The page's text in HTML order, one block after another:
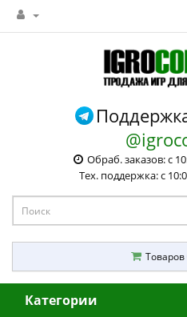
Обраб. заказов: с
Тех. поддержка: с
Товаров
Категории